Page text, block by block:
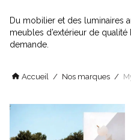
Du mobilier et des luminaires
meubles d’extérieur de qualité
demande.
Accueil / Nos marques /